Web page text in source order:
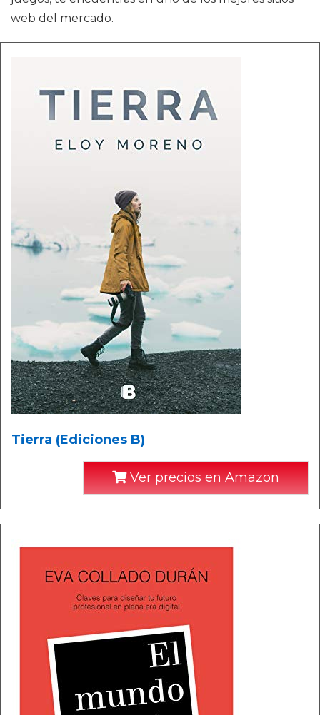
web del mercado.
Tierra (Ediciones B)
Ver precios en Amazon